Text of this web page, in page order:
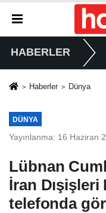
HABERLER
Haberler Dünya
DÜNYA
Yayınlanma: 16 Haziran
Lübnan
İran Dışişleri
telefonda